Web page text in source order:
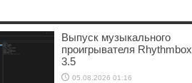
Выпуск музыкального
проигрывателя Rhythmbox
3.5
05.08.2026 01:16